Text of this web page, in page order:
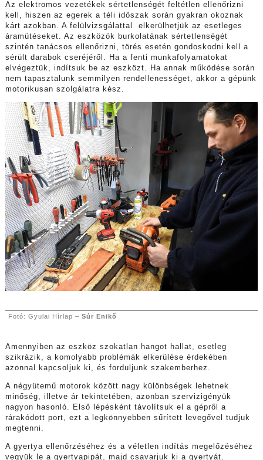
Az elektromos vezetékek sértetlenségét feltétlen ellenőrizni
kell, hiszen az egerek a téli időszak során gyakran okoznak
kárt azokban. A felülvizsgálattal elkerülhetjük az esetleges
áramütéseket. Az eszközök burkolatának sértetlenségét
szintén tanácsos ellenőrizni, törés esetén gondoskodni kell a
sérült darabok cseréjéről. Ha a fenti munkafolyamatokat
elvégeztük, indítsuk be az eszközt. Ha annak működése során
nem tapasztalunk semmilyen rendellenességet, akkor a gépünk
motorikusan szolgálatra kész.
Fotó: Gyulai Hírlap – Súr Enikő
Amennyiben az eszköz szokatlan hangot hallat, esetleg
szikrázik, a komolyabb problémák elkerülése érdekében
azonnal kapcsoljuk ki, és forduljunk szakemberhez.
A négyütemű motorok között nagy különbségek lehetnek
minőség, illetve ár tekintetében, azonban szervizigényük
nagyon hasonló. Első lépésként távolítsuk el a gépről a
rárakódott port, ezt a legkönnyebben sűrített levegővel tudjuk
megtenni.
A gyertya ellenőrzéséhez és a véletlen indítás megelőzéséhez
vegyük le a gyertyapipát, majd csavarjuk ki a gyertyát.